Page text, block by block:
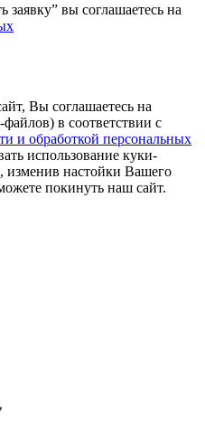
вы соглашаетесь на
Вы соглашаетесь на
в соответствии с
и обработкой персональных
использование куки-
изменив настойки Вашего
покинуть наш сайт.